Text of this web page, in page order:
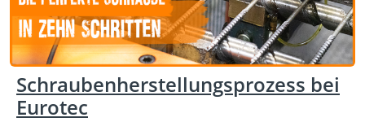
Schraubenherstellungsprozess bei
Eurotec